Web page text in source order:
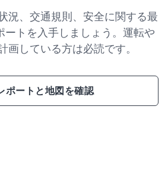
況、交通規則、安全に関する最
トを入手しましょう。運転や
画している方は必読です。
ポートと地図を確認